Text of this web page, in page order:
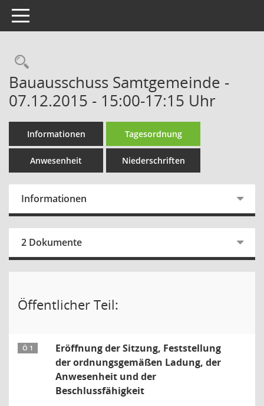
Toggle navigation
Rechercheauswahl
Bauausschuss Samtgemeinde -
07.12.2015 - 15:00-17:15 Uhr
Informationen Tagesordnung
Anwesenheit Niederschriften
Informationen
2 Dokumente
Öffentlicher Teil:
Ö 1
Eröffnung der Sitzung, Feststellung
der ordnungsgemäßen Ladung, der
Anwesenheit und der
Beschlussfähigkeit